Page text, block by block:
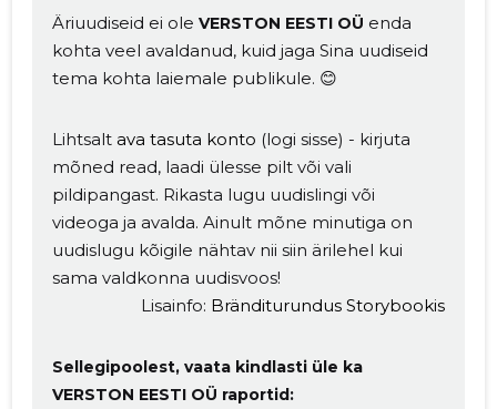
Äriuudiseid ei oleVERSTON EESTI OÜ enda
kohta veel avaldanud, kuid jaga Sina uudiseid
tema kohta laiemale publikule. 😊
Lihtsalt ava tasuta konto (logi sisse) - kirjuta
mõned read, laadi ülesse pilt või vali
pildipangast. Rikasta lugu uudislingi või
videoga ja avalda. Ainult mõne minutiga on
uudislugu kõigile nähtav nii siin ärilehel kui
sama valdkonna uudisvoos!
Lisainfo: Bränditurundus Storybookis
Sellegipoolest, vaata kindlasti üle ka
VERSTON EESTI OÜ raportid: